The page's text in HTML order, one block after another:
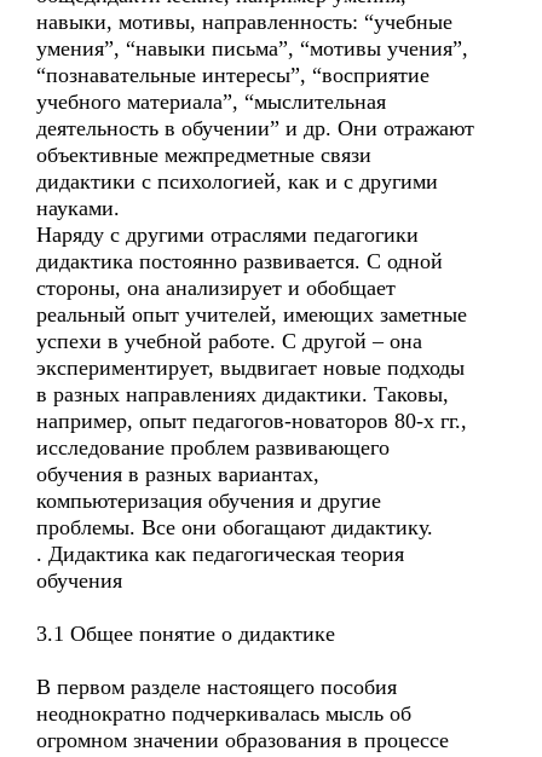
навыки, мотивы, направленность: “учебные
умения”, “навыки письма”, “мотивы учения”,
“познавательные интересы”, “восприятие
учебного материала”, “мыслительная
деятельность в обучении” и др. Они отражают
объективные межпредметные связи
дидактики с психологией, как и с другими
науками.
Наряду с другими отраслями педагогики
дидактика постоянно развивается. С одной
стороны, она анализирует и обобщает
реальный опыт учителей, имеющих заметные
успехи в учебной работе. С другой – она
экспериментирует, выдвигает новые подходы
в разных направлениях дидактики. Таковы,
например, опыт педагогов-новаторов 80-х гг.,
исследование проблем развивающего
обучения в разных вариантах,
компьютеризация обучения и другие
проблемы. Все они обогащают дидактику.
. Дидактика как педагогическая теория
обучения
3.1 Общее понятие о дидактике
В первом разделе настоящего пособия
неоднократно подчеркивалась мысль об
огромном значении образования в процессе